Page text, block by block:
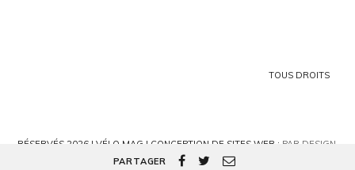
PARTAGER
TOUS DROITS
RÉSERVÉS 2026 | VÉLO MAG | CONCEPTION DE SITES WEB : PAR DESIGN,
AGENCE WEB